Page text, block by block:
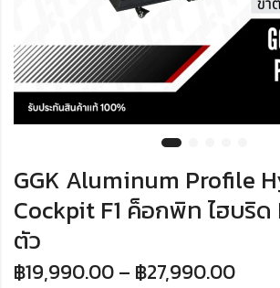
GGK Aluminum Profile
Cockpit F1 ค็อกพิท ไฮบริด
ตัว
฿19,990.00– ฿27,990.00